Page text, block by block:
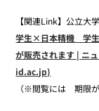
【関連Link】公立大
学生×日本精機 学生
が販売されます | ニ
id.ac.jp)
（※閲覧には 期限が